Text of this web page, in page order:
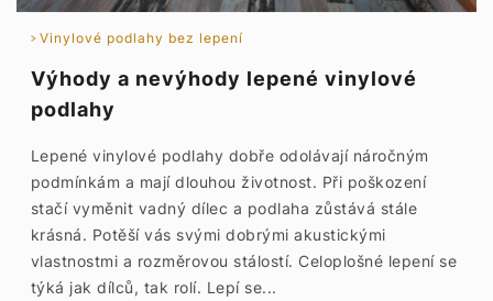
Vinylové podlahy bez lepení
Výhody a nevýhody lepené vinylové
podlahy
Lepené vinylové podlahy dobře odolávají náročným
podmínkám a mají dlouhou životnost. Při poškození
stačí vyměnit vadný dílec a podlaha zůstává stále
krásná. Potěší vás svými dobrými akustickými
vlastnostmi a rozměrovou stálostí. Celoplošné lepení se
týká jak dílců, tak rolí. Lepí se...